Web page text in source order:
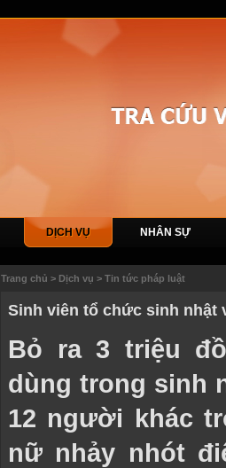
DỊCH VỤ NHÂN SỰ
Trang chủ > Dịch vụ > Tin tức pháp luật
Sinh viên tổ chức sinh nhật
Bỏ ra 3 triệu
dùng trong sinh
12 người khác
nữ nhảy nhót